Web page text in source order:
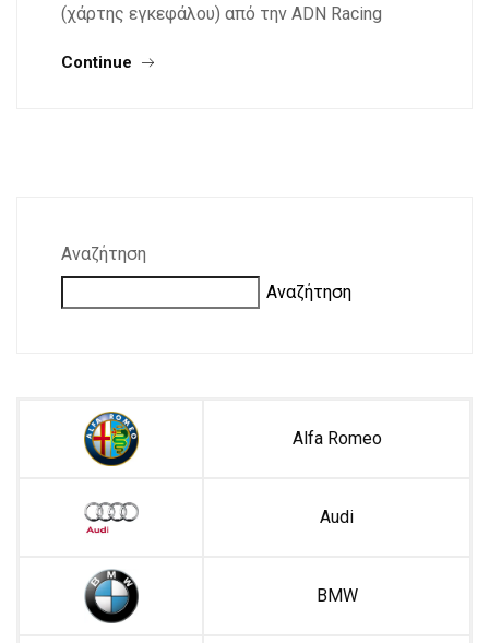
Αναζήτηση
Αναζήτηση
Alfa Romeo
Audi
BMW
(χάρτης εγκεφάλου) από την ADN Racing
Continue